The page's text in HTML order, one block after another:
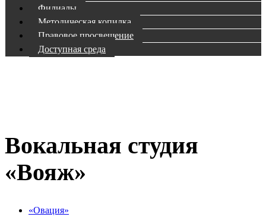
Филиалы
Методическая копилка
Правовое просвещение
Доступная среда
Вокальная студия
«Вояж»
«Овация»